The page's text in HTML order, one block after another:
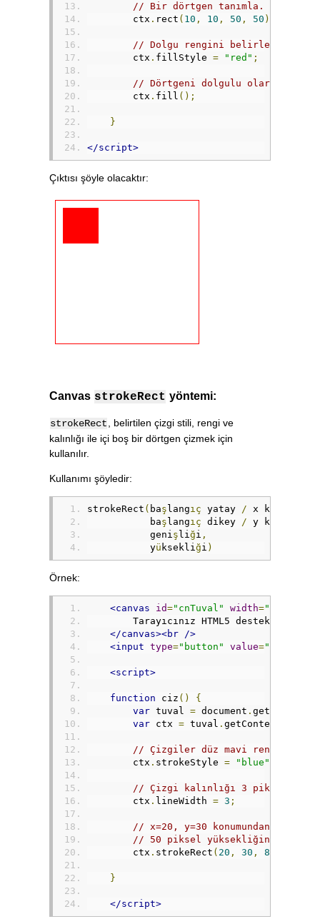
// Bir dörtgen tanımla.
        ctx
. rect ( 10 , 10 , 50 , 50 );
// Dolgu rengini belirle
        ctx
. fillStyle = "red" ;
// Dörtgeni dolgulu olarak çiz.
        ctx
. fill ();
}
</script>
Çıktısı şöyle olacaktır:
Canvas strokeRect yöntemi:
strokeRect
, belirtilen çizgi stili, rengi ve
kalınlığı ile içi boş bir dörtgen çizmek için
kullanılır.
Kullanımı şöyledir:
strokeRect ( baş langıç yatay / x konumu
           ba
ş langıç dikey / y konumu
           geni
ş liği ,
           y
ü ksekliği )
Örnek:
<canvas id="cnTuval" width="200"
        Tarayıcınız HTML5 desteklemiyor
</canvas><br />
<input type="button" value="Çiz"
<script>
function ciz ()
{
var tuval = document .
var ctx = tuval . getContext
// Çizgiler düz mavi renk olsun
        ctx
. strokeStyle = "blue"
// Çizgi kalınlığı 3 piksel
        ctx
. lineWidth = 3 ;
// x=20, y=30 konumundan başla
// 50 piksel yüksekliğinde bir
        ctx
. strokeRect ( 20 , 30 , 80
}
</script>